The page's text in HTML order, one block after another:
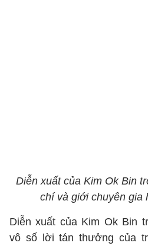
Diễn xuất của Kim Ok Bin
chí và giới chuyên gia
Diễn xuất của Kim Ok Bin
vô số lời tán thưởng của